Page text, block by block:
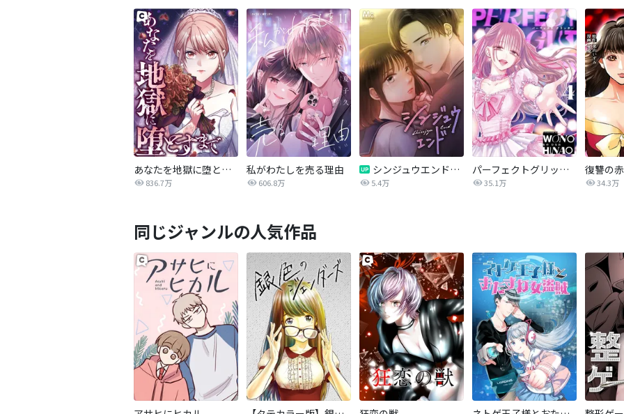
あなたを地獄に堕とすまで
836.7万
私がわたしを売る理由
606.8万
シンジュウエンド【タテヨミ】
5.4万
パーフェクトグリッター
35.1万 34.3万
同じジャンルの人気作品